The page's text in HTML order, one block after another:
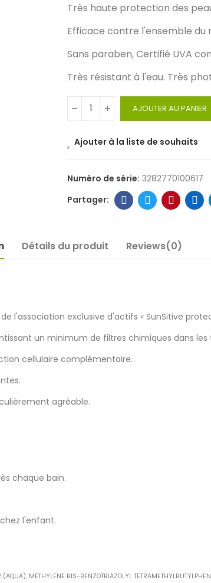
Très haute protection des
Efficace contre l'ensemble du
Sans paraben,Certifié UVA
Très résistant à l'eau. Très
AJOUTER AU PANIER
Ajouter à la liste de souhaits
Numéro de série: 3282770100617
Détails du produit Reviews(0)
exclusive d'actifs « SunSitive
un minimum de filtres chimiques dans les
cellulaire complémentaire.
agréable.
chaque bain.
l'enfant.
METHYLENE BIS-BENZOTRIAZOLYL